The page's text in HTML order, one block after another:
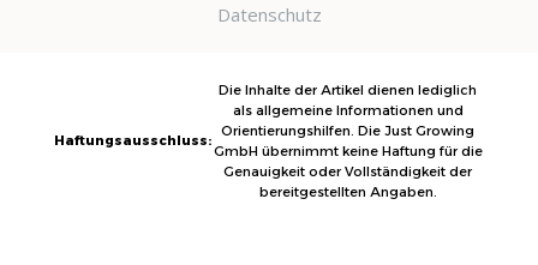
Datenschutz
Haftungsausschluss:
Die Inhalte der Artikel dienen lediglich
als allgemeine Informationen und
Orientierungshilfen. Die Just Growing
GmbH übernimmt keine Haftung für die
Genauigkeit oder Vollständigkeit der
bereitgestellten Angaben.